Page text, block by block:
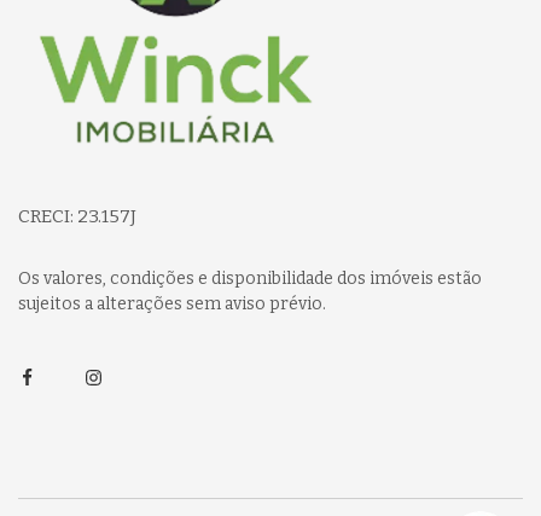
CRECI: 23.157J
Os valores, condições e disponibilidade dos imóveis estão
sujeitos a alterações sem aviso prévio.
FacebookInstagram